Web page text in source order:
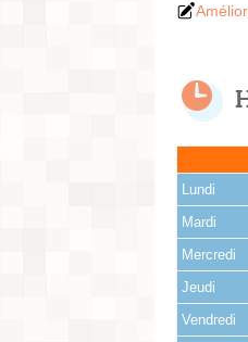
Lundi
Mardi
Mercredi
Jeudi
Vendredi